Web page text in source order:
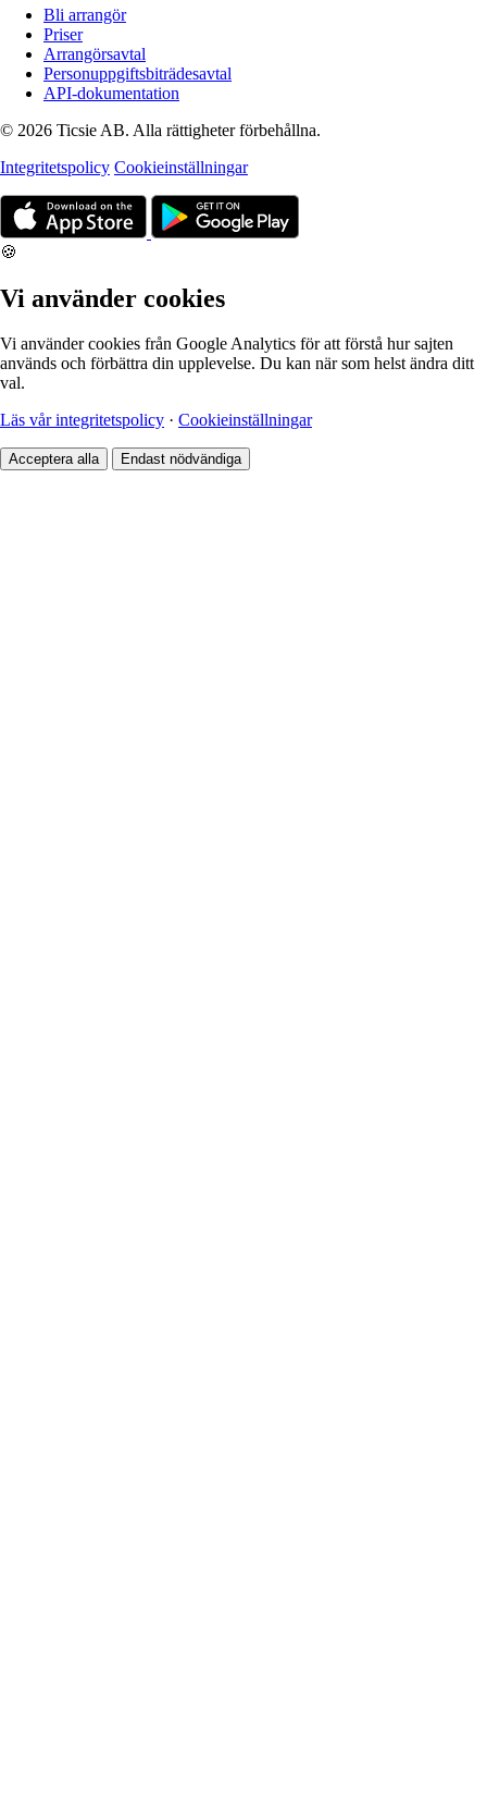
Bli arrangör
Priser
Arrangörsavtal
Personuppgiftsbiträdesavtal
API-dokumentation
© 2026 Ticsie AB. Alla rättigheter förbehållna.
Integritetspolicy Cookieinställningar
🍪
Vi använder cookies
Vi använder cookies från Google Analytics för att förstå hur sajten
används och förbättra din upplevelse. Du kan när som helst ändra ditt
val.
Läs vår integritetspolicy · Cookieinställningar
Acceptera alla Endast nödvändiga